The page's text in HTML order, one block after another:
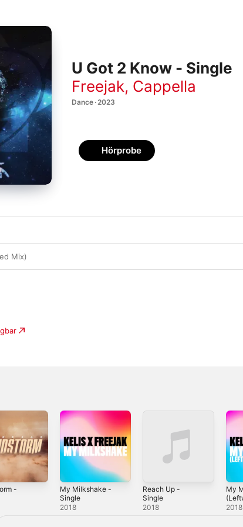
U Got 2 Know - Single
Freejak, Cappella
Dance · 2023
Hörprobe
Mix)
-
My Milkshake -
Single
2018
Reach Up -
Single
2018
My
2018